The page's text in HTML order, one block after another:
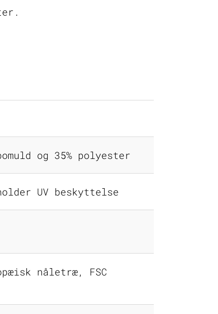
og 35% polyester
UV beskyttelse
nåletræ, FSC